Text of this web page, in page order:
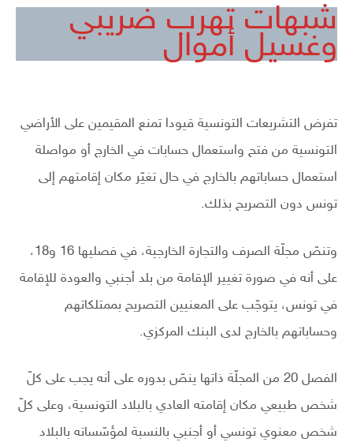
شبهات تهرب ضريبي
وغسيل أموال
تفرض التشريعات التونسية قيودا تمنع المقيمين على الأراضي
التونسية من فتح واستعمال حسابات في الخارج أو مواصلة
استعمال حساباتهم بالخارج في حال تغيّر مكان إقامتهم إلى
تونس دون التصريح بذلك.
وتنصّ مجلّة الصرف والتجارة الخارجية، في فصليها 16 و18،
على أنه في صورة تغيير الإقامة من بلد أجنبي والعودة للإقامة
في تونس، يتوجّب على المعنيين التصريح بممتلكاتهم
وحساباتهم بالخارج لدى البنك المركزي.
الفصل 20 من المجلّة ذاتها ينصّ بدوره على أنه يجب على كلّ
شخص طبيعي مكان إقامته العادي بالبلاد التونسية، وعلى كلّ
شخص معنوي تونسي أو أجنبي بالنسبة لمؤسّساته بالبلاد